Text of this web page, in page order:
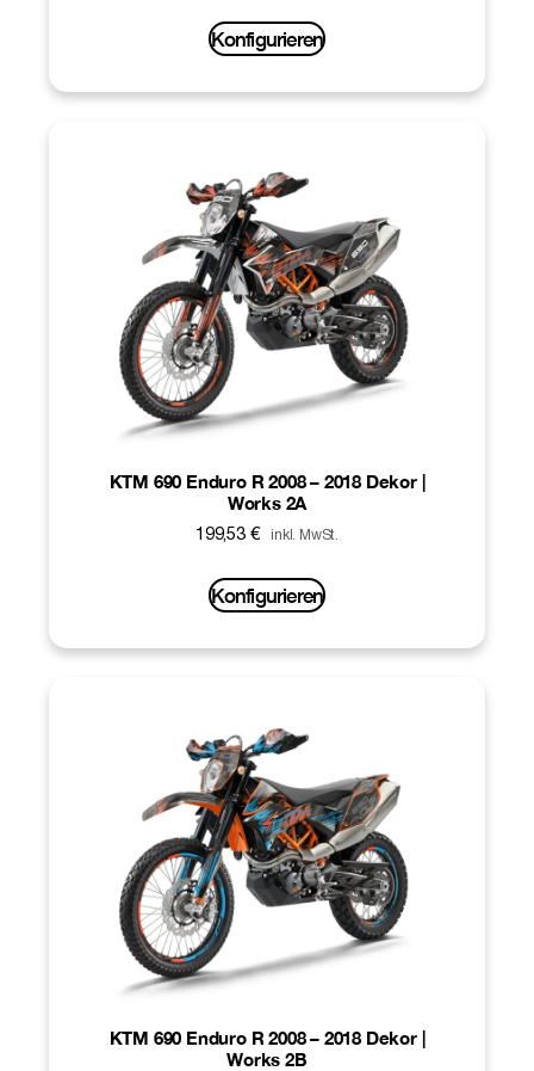
Konfigurieren
KTM 690 Enduro R 2008 – 2018 Dekor |
Works 2A
199,53 € inkl. MwSt.
Konfigurieren
KTM 690 Enduro R 2008 – 2018 Dekor |
Works 2B